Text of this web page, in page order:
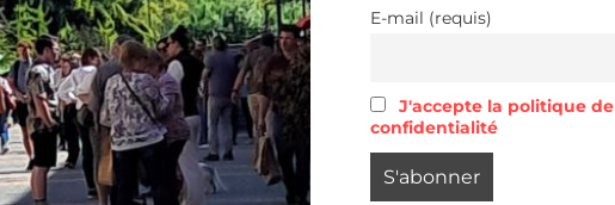
E-mail (requis)
J'accepte la politique de
confidentialité